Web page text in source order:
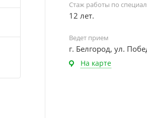
Стаж работы по
12 лет.
Ведет прием
г. Белгород, ул.
На карте